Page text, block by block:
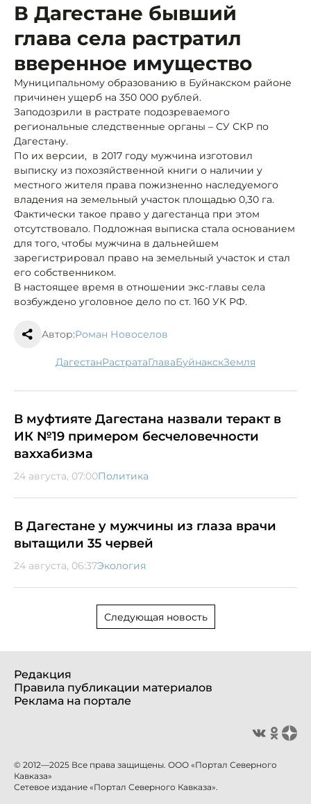
В Дагестане бывший
глава села растратил
вверенное имущество
Муниципальному образованию в Буйнакском районе
причинен ущерб на 350 000 рублей.
Заподозрили в растрате подозреваемого
региональные следственные органы – СУ СКР по
Дагестану.
По их версии, в 2017 году мужчина изготовил
выписку из похозяйственной книги о наличии у
местного жителя права пожизненно наследуемого
владения на земельный участок площадью 0,30 га.
Фактически такое право у дагестанца при этом
отсутствовало. Подложная выписка стала основанием
для того, чтобы мужчина в дальнейшем
зарегистрировал право на земельный участок и стал
его собственником.
В настоящее время в отношении экс-главы села
возбуждено уголовное дело по ст. 160 УК РФ.
Автор:Роман Новоселов
Дагестан растрата глава Буйнакск земля
В муфтияте Дагестана назвали теракт в
ИК №19 примером бесчеловечности
ваххабизма
24 августа, 07:00Политика
В Дагестане у мужчины из глаза врачи
вытащили 35 червей
24 августа, 06:37Экология
Следующая новость
Редакция
Правила публикации материалов
Реклама на портале
© 2012—2025 Все права защищены. ООО «Портал Северного
Кавказа»
Сетевое издание «Портал Северного Кавказа».